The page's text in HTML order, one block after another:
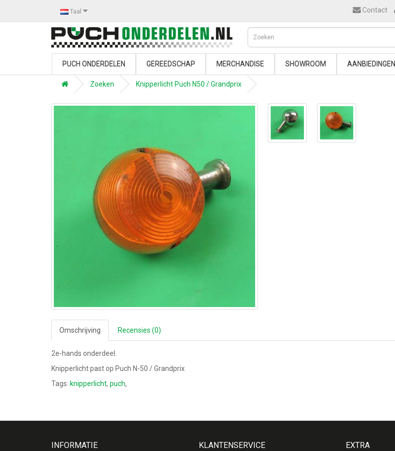
Taal Contact
PUCH ONDERDELEN GEREEDSCHAP MERCHANDISE SHOWROOM AANBIEDINGEN
Zoeken Knipperlicht Puch N50 / Grandprix
Omschrijving Recensies (0)
2e-hands onderdeel.
Knipperlicht past op Puch N-50 / Grandprix
Tags: knipperlicht, puch,
INFORMATIE KLANTENSERVICE EXTRA